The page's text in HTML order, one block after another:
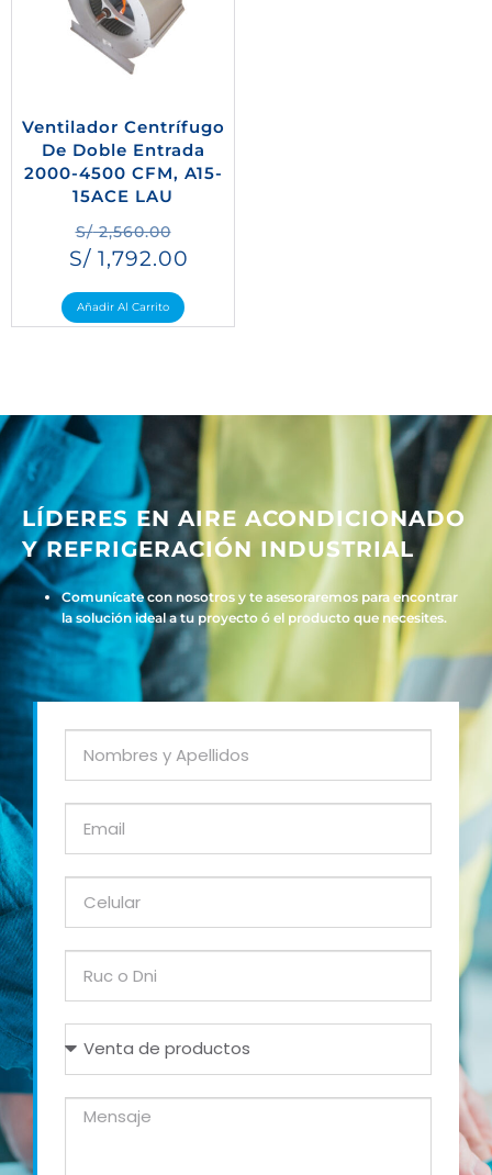
Ventilador Centrífugo
De Doble Entrada
2000-4500 CFM, A15-
15ACE LAU
S/2,560.00
S/ 1,792.00
Añadir Al Carrito
LÍDERES EN AIRE ACONDICIONADO
Y REFRIGERACIÓN INDUSTRIAL
Comunícate con nosotros y te asesoraremos para encontrar
la solución ideal a tu proyecto ó el producto que necesites.